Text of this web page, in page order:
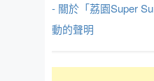
- 關於「荔園Super
動的聲明